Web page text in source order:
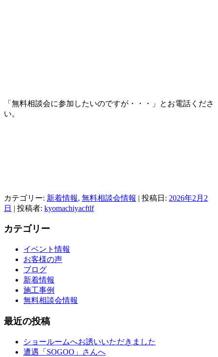
「無料相談会に参加したいのですが・・・」とお電話くださ
い。
カテゴリー: 新着情報, 無料相談会情報 | 投稿日: 2026年2月2
日 | 投稿者: kyomachiyacftlf
カテゴリー
イベント情報
お客様の声
ブログ
新着情報
施工事例
無料相談会情報
最近の投稿
ショールームへお誘いいただきました
遭遇「SOGOO」さんへ